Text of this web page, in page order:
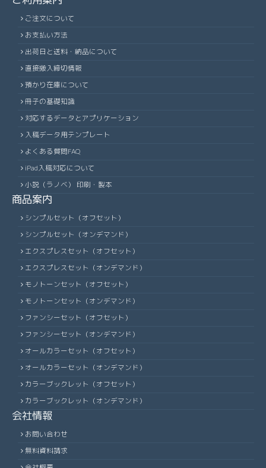
ご注文について
お支払い方法
出荷日と送料・納品について
直接搬入締切情報
預かり在庫について
冊子の基礎知識
対応するデータとアプリケーション
入稿データ用テンプレート
よくある質問FAQ
iPad入稿対応について
小説（ラノベ） 印刷・製本
商品案内
シンプルセット（オフセット）
シンプルセット（オンデマンド）
エクスプレスセット（オフセット）
エクスプレスセット（オンデマンド）
モノトーンセット（オフセット）
モノトーンセット（オンデマンド）
ファンシーセット（オフセット）
ファンシーセット（オンデマンド）
オールカラーセット（オフセット）
オールカラーセット（オンデマンド）
カラーブックレット（オフセット）
カラーブックレット（オンデマンド）
会社情報
お問い合わせ
無料資料請求